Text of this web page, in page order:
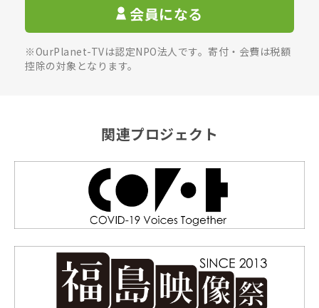
会員になる
※OurPlanet-TVは認定NPO法人です。寄付・会費は税額
控除の対象となります。
関連プロジェクト